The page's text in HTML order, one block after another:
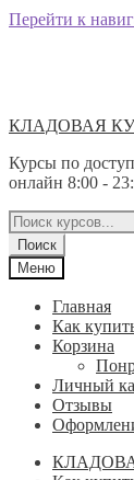
Перейти к
КЛАДОВАЯ
Курсы по
онлайн 8:00 -
Поиск
Меню
Главная
Как
Корзина
Личный
Отзывы